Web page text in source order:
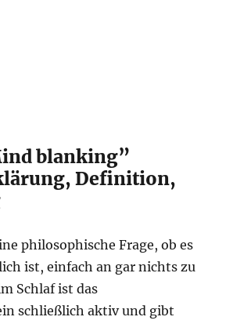
blanking”
Definition,
philosophische Frage, ob es
ist, einfach an gar nichts zu
Schlaf ist das
schließlich aktiv und gibt